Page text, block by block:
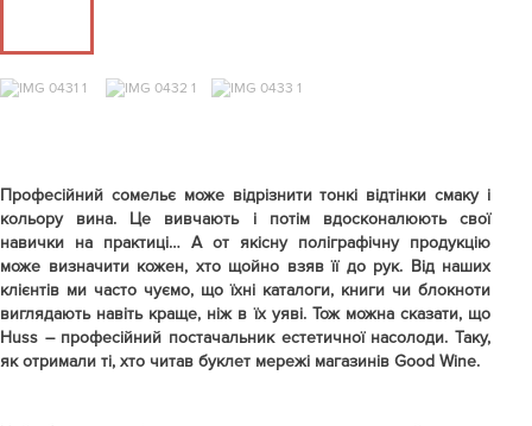
Професійний сомельє може відрізнити тонкі відтінки смаку і
кольору вина. Це вивчають і потім вдосконалюють свої
навички на практиці… А от якісну поліграфічну продукцію
може визначити кожен, хто щойно взяв її до рук. Від наших
клієнтів ми часто чуємо, що їхні каталоги, книги чи блокноти
виглядають навіть краще, ніж в їх уяві. Тож можна сказати, що
Huss – професійний постачальник естетичної насолоди. Таку,
як отримали ті, хто читав буклет мережі магазинів Good Wine.